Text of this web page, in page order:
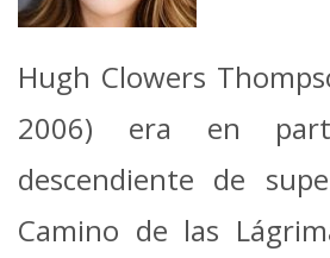
Hugh Clowers
2006) era en
descendiente de
Camino de las